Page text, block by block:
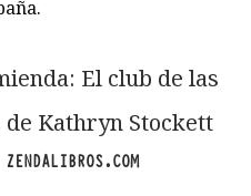
El club de las
Kathryn Stockett
ZENDALIBROS.COM